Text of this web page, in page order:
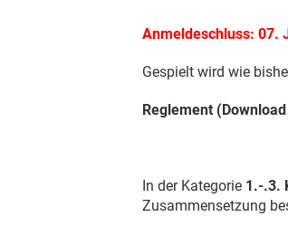
Anmeldeschluss: 07.
Gespielt wird wie
Reglement
In der Kategorie 1.-.3.
Zusammensetzung